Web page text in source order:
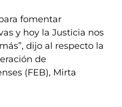
fomentar
y hoy la Justicia nos
dijo al respecto la
de
(FEB), Mirta